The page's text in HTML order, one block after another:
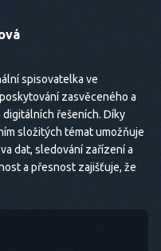
spisovatelka ve
zasvěceného a
řešeních. Díky
složitých témat umožňuje
dat, sledování zařízení a
a přesnost zajišťuje, že